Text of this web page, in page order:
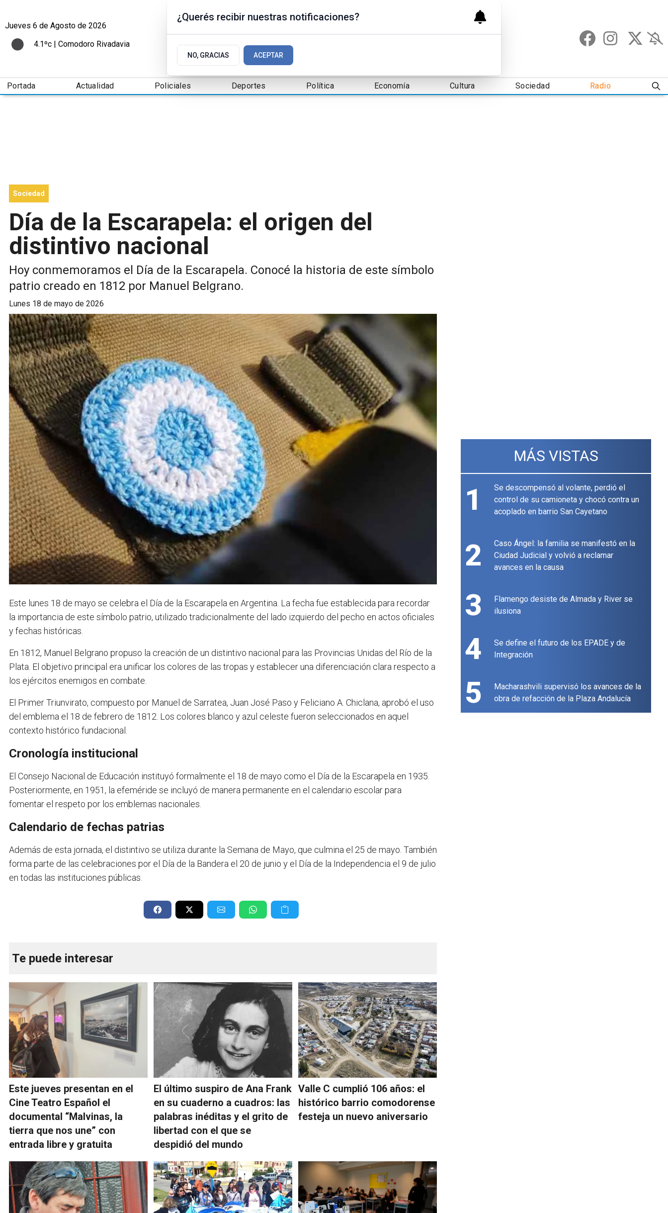
Jueves 6 de Agosto de 2026
4.1ºc | Comodoro Rivadavia
Portada Actualidad Policiales Deportes Política Economía Cultura Sociedad Radio
Sociedad
Día de la Escarapela: el origen del
distintivo nacional
Hoy conmemoramos el Día de la Escarapela. Conocé la historia de este símbolo
patrio creado en 1812 por Manuel Belgrano.
lunes 18 de mayo de 2026
Este lunes 18 de mayo se celebra el Día de la Escarapela en Argentina. La fecha fue establecida para recordar
la importancia de este símbolo patrio, utilizado tradicionalmente del lado izquierdo del pecho en actos oficiales
y fechas históricas.
En 1812, Manuel Belgrano propuso la creación de un distintivo nacional para las Provincias Unidas del Río de la
Plata. El objetivo principal era unificar los colores de las tropas y establecer una diferenciación clara respecto a
los ejércitos enemigos en combate.
El Primer Triunvirato, compuesto por Manuel de Sarratea, Juan José Paso y Feliciano A. Chiclana, aprobó el uso
del emblema el 18 de febrero de 1812. Los colores blanco y azul celeste fueron seleccionados en aquel
contexto histórico fundacional.
Cronología institucional
El Consejo Nacional de Educación instituyó formalmente el 18 de mayo como el Día de la Escarapela en 1935.
Posteriormente, en 1951, la efeméride se incluyó de manera permanente en el calendario escolar para
fomentar el respeto por los emblemas nacionales.
Calendario de fechas patrias
Además de esta jornada, el distintivo se utiliza durante la Semana de Mayo, que culmina el 25 de mayo. También
forma parte de las celebraciones por el Día de la Bandera el 20 de junio y el Día de la Independencia el 9 de julio
en todas las instituciones públicas.
Te puede interesar
Este jueves presentan en el
Cine Teatro Español el
documental “Malvinas, la
tierra que nos une” con
entrada libre y gratuita
El último suspiro de Ana Frank
en su cuaderno a cuadros: las
palabras inéditas y el grito de
libertad con el que se
despidió del mundo
Valle C cumplió 106 años: el
histórico barrio comodorense
festeja un nuevo aniversario
MÁS VISTAS
1
Se descompensó al volante, perdió el
control de su camioneta y chocó contra un
acoplado en barrio San Cayetano
2
Caso Ángel: la familia se manifestó en la
Ciudad Judicial y volvió a reclamar
avances en la causa
3
Flamengo desiste de Almada y River se
ilusiona
4
Se define el futuro de los EPADE y de
Integración
5
Macharashvili supervisó los avances de la
obra de refacción de la Plaza Andalucía
¿Querés recibir nuestras notificaciones?
NO, GRACIAS ACEPTAR